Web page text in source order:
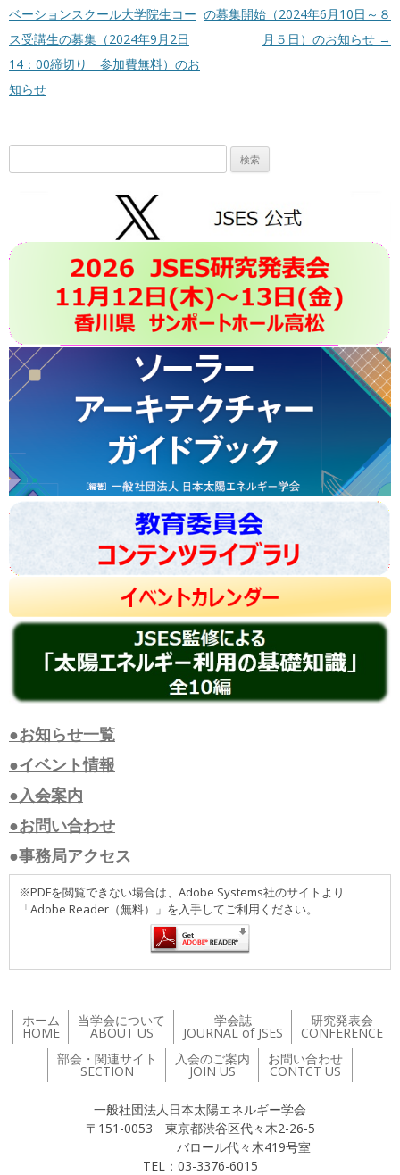
ベーションスクール大学院生コー
ス受講生の募集（2024年9月2日
14：00締切り 参加費無料）のお
知らせ
の募集開始（2024年6月10日～８
月５日）のお知らせ →
索:
●お知らせ一覧
●イベント情報
●入会案内
●お問い合わせ
●事務局アクセス
※PDFを閲覧できない場合は、Adobe Systems社のサイトより
「Adobe Reader（無料）」を入手してご利用ください。
ホーム
HOME
当学会について
ABOUT US
学会誌
JOURNAL of JSES
研究発表会
CONFERENCE
部会・関連サイト
SECTION
入会のご案内
JOIN US
お問い合わせ
CONTCT US
一般社団法人日本太陽エネルギー学会
〒151-0053 東京都渋谷区代々木2-26-5
バロール代々木419号室
TEL：03-3376-6015